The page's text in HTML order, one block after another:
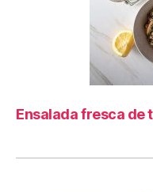
Ensalada fresca de